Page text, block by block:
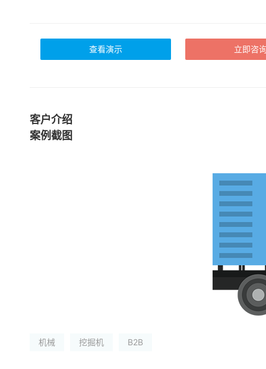
查看演示 立即咨
客户介绍
案例截图
机械 挖掘机 B2B